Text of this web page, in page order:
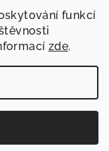
funkcí
zde.